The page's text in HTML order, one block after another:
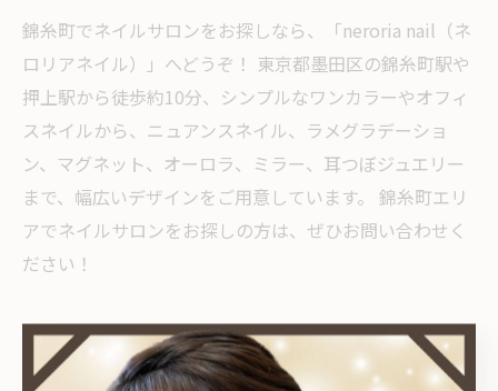
錦糸町でネイルサロンをお探しなら、「neroria nail（ネ
ロリアネイル）」へどうぞ！ 東京都墨田区の錦糸町駅や
押上駅から徒歩約10分、シンプルなワンカラーやオフィ
スネイルから、ニュアンスネイル、ラメグラデーショ
ン、マグネット、オーロラ、ミラー、耳つぼジュエリー
まで、幅広いデザインをご用意しています。 錦糸町エリ
アでネイルサロンをお探しの方は、ぜひお問い合わせく
ださい！
< 前のページ 一覧に戻る 次のページ >